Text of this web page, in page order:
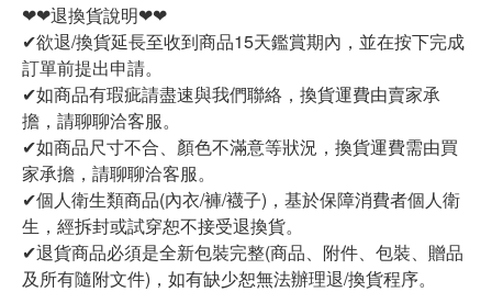
❤❤退換貨說明❤❤
✔欲退/換貨延長至收到商品15天鑑賞期內，並在按下完成
訂單前提出申請。
✔如商品有瑕疵請盡速與我們聯絡，換貨運費由賣家承
擔，請聊聊洽客服。
✔如商品尺寸不合、顏色不滿意等狀況，換貨運費需由買
家承擔，請聊聊洽客服。
✔個人衛生類商品(內衣/褲/襪子)，基於保障消費者個人衛
生，經拆封或試穿恕不接受退換貨。
✔退貨商品必須是全新包裝完整(商品、附件、包裝、贈品
及所有隨附文件)，如有缺少恕無法辦理退/換貨程序。